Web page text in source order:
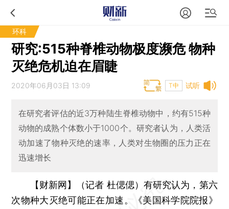
环科
研究:515种脊椎动物极度濒危 物种
灭绝危机迫在眉睫
试听
2020年06月03日 13:09 T中
在研究者评估的近3万种陆生脊椎动物中，约有515种
动物的成熟个体数小于1000个。研究者认为，人类活
动加速了物种灭绝的速率，人类对生物圈的压力正在
迅速增长
【财新网】（记者 杜偲偲） 有研究认为，第六
次物种大灭绝可能正在加速。《美国科学院院报》